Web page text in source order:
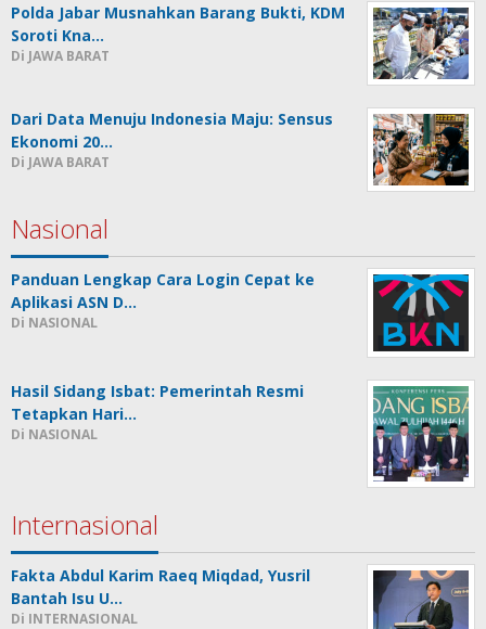
Polda Jabar Musnahkan Barang Bukti, KDM
Soroti Kna…
Di JAWA BARAT
Dari Data Menuju Indonesia Maju: Sensus
Ekonomi 20…
Di JAWA BARAT
Nasional
Panduan Lengkap Cara Login Cepat ke
Aplikasi ASN D…
Di NASIONAL
Hasil Sidang Isbat: Pemerintah Resmi
Tetapkan Hari…
Di NASIONAL
Internasional
Fakta Abdul Karim Raeq Miqdad, Yusril
Bantah Isu U…
Di INTERNASIONAL